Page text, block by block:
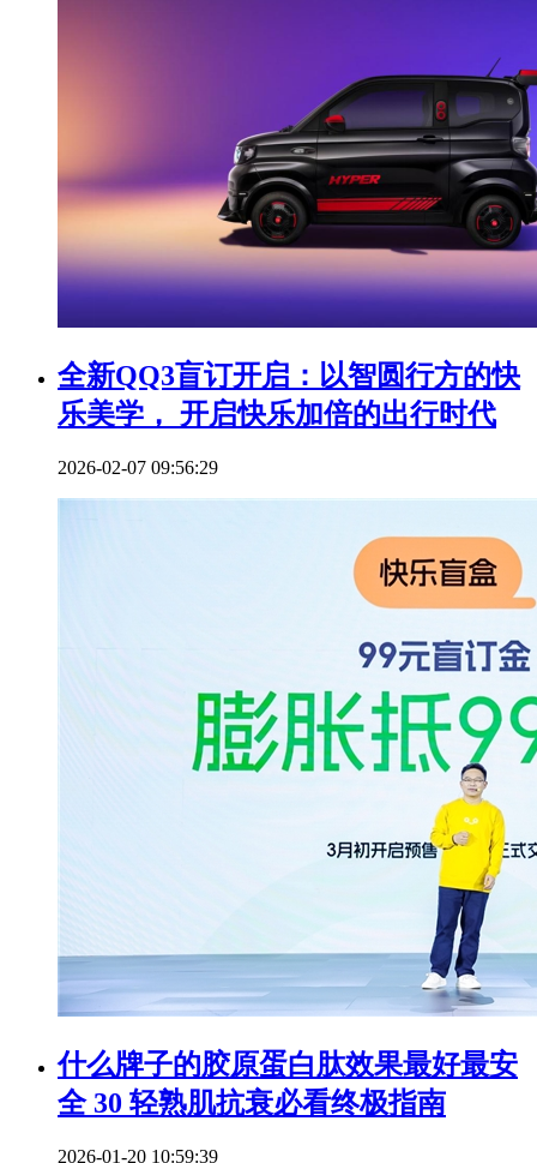
全新QQ3盲订开启：以智圆行方的快
乐美学， 开启快乐加倍的出行时代
2026-02-07 09:56:29
什么牌子的胶原蛋白肽效果最好最安
全 30 轻熟肌抗衰必看终极指南
2026-01-20 10:59:39